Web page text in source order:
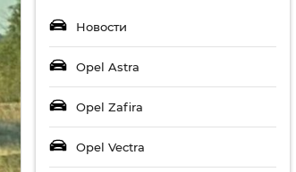
Новости
Opel Astra
Opel Zafira
Opel Vectra